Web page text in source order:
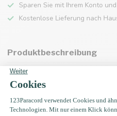
Sparen Sie mit Ihrem Konto
Kostenlose Lieferung nach
Produktbeschreibung
Eigenschaften